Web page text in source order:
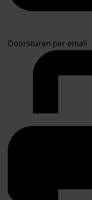
Doorsturen per email